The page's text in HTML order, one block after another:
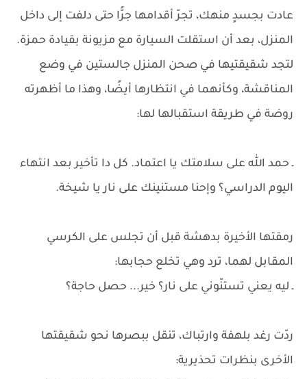
عادت بجسدٍ منهك، تجرّ أقدامها جرًّا حتى دلفت إلى داخل
المنزل، بعد أن استقلت السيارة مع مزيونة بقيادة حمزة.
لتجد شقيقتيها في صحن المنزل جالستين في وضع
المناقشة، وكأنهما في انتظارها أيضًا، وهذا ما أظهرته
روضة في طريقة استقبالها لها:
ـ حمد الله على سلامتك يا اعتماد. كل دا تأخير بعد انتهاء
اليوم الدراسي؟ وإحنا مستنينك على نار يا شيخة.
رمقتها الأخيرة بدهشة قبل أن تجلس على الكرسي
المقابل لهما، ترد وهي تخلع حجابها:
ـ ليه يعني تستنّوني على نار؟ خير... حصل حاجة؟
ردّت رغد بلهفة وارتباك، تنقل ببصرها نحو شقيقتها
الأخرى بنظرات تحذيرية: